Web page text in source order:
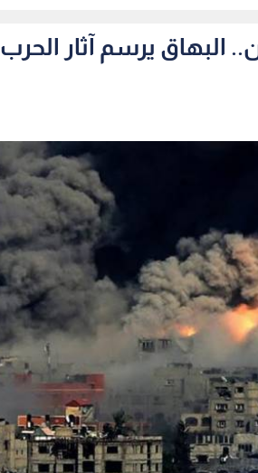
البهاق يرسم آثار الحرب